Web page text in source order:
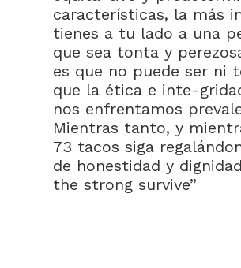
características, la más
tienes a tu lado a una
que sea tonta y
es que no puede ser ni
que la ética e inte-
nos enfrentamos
Mientras tanto, y
73 tacos siga
de honestidad y
the strong survive”